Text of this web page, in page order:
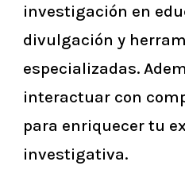
investigación en
divulgación y
especializadas.
interactuar con
para enriquecer tu
investigativa.